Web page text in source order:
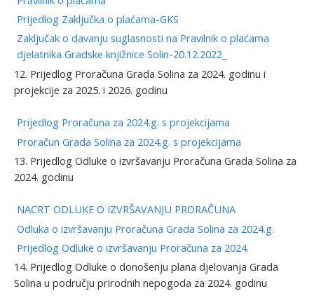
Prijedlog Zaključka o plaćama-GKS
Zaključak o davanju suglasnosti na Pravilnik o plaćama
djelatnika Gradske knjižnice Solin-20.12.2022_
12. Prijedlog Proračuna Grada Solina za 2024. godinu i
projekcije za 2025. i 2026. godinu
Prijedlog Proračuna za 2024.g. s projekcijama
Proračun Grada Solina za 2024.g. s projekcijama
13. Prijedlog Odluke o izvršavanju Proračuna Grada Solina za
2024. godinu
NACRT ODLUKE O IZVRŠAVANJU PRORAČUNA
Odluka o izvršavanju Proračuna Grada Solina za 2024.g.
Prijedlog Odluke o izvršavanju Proračuna za 2024.
14. Prijedlog Odluke o donošenju plana djelovanja Grada
Solina u području prirodnih nepogoda za 2024. godinu